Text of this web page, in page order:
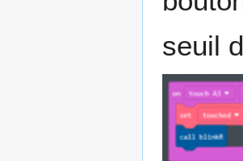
seuil